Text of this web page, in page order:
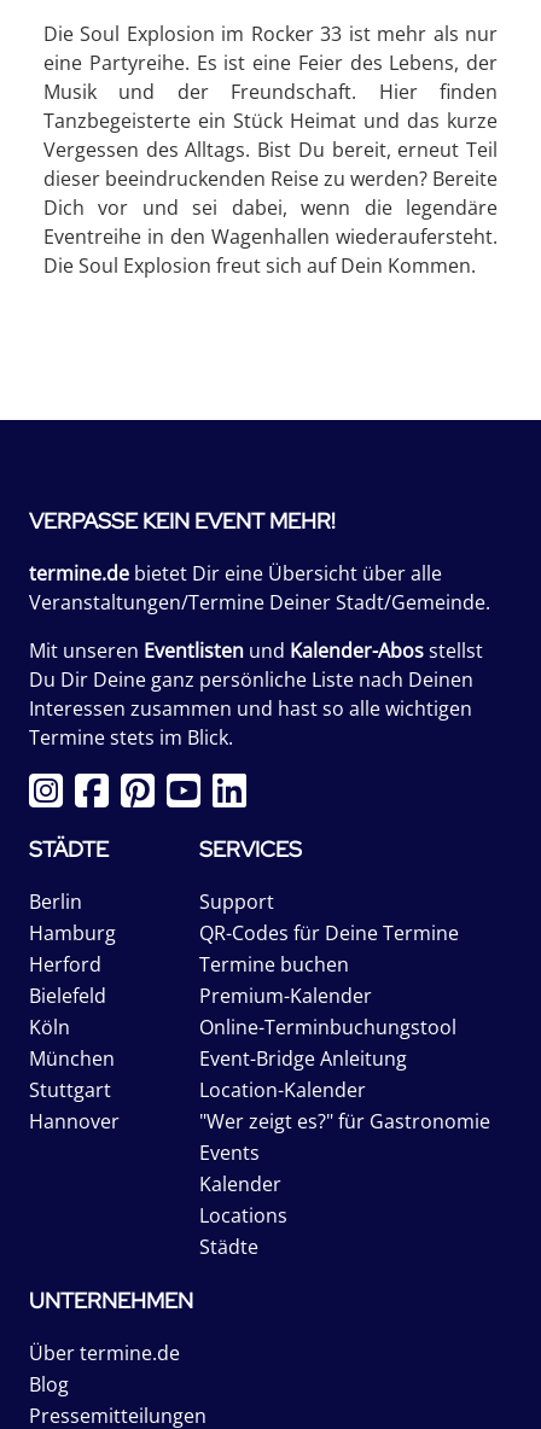
Die Soul Explosion im Rocker 33 ist mehr als nur
eine Partyreihe. Es ist eine Feier des Lebens, der
Musik und der Freundschaft. Hier finden
Tanzbegeisterte ein Stück Heimat und das kurze
Vergessen des Alltags. Bist Du bereit, erneut Teil
dieser beeindruckenden Reise zu werden? Bereite
Dich vor und sei dabei, wenn die legendäre
Eventreihe in den Wagenhallen wiederaufersteht.
Die Soul Explosion freut sich auf Dein Kommen.
VERPASSE KEIN EVENT MEHR!
termine.de bietet Dir eine Übersicht über alle
Veranstaltungen/Termine Deiner Stadt/Gemeinde.
Mit unseren Eventlisten und Kalender-Abosstellst
Du Dir Deine ganz persönliche Liste nach Deinen
Interessen zusammen und hast so alle wichtigen
Termine stets im Blick.
STÄDTE
Berlin
Hamburg
Herford
Bielefeld
Köln
München
Stuttgart
Hannover
SERVICES
Support
QR-Codes für Deine Termine
Termine buchen
Premium-Kalender
Online-Terminbuchungstool
Event-Bridge Anleitung
Location-Kalender
"Wer zeigt es?" für Gastronomie
Events
Kalender
Locations
Städte
UNTERNEHMEN
Über termine.de
Blog
Pressemitteilungen